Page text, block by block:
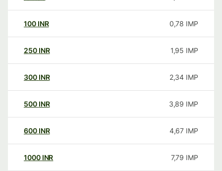
100 INR 0,78 IMP
250 INR 1,95 IMP
300 INR 2,34 IMP
500 INR 3,89 IMP
600 INR 4,67 IMP
1000 INR 7,79 IMP